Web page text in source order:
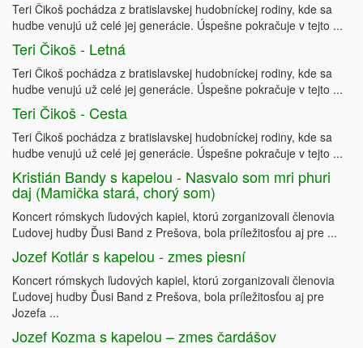
Teri Čikoš pochádza z bratislavskej hudobníckej rodiny, kde sa
hudbe venujú už celé jej generácie. Úspešne pokračuje v tejto ...
Teri Čikoš - Letná
Teri Čikoš pochádza z bratislavskej hudobníckej rodiny, kde sa
hudbe venujú už celé jej generácie. Úspešne pokračuje v tejto ...
Teri Čikoš - Cesta
Teri Čikoš pochádza z bratislavskej hudobníckej rodiny, kde sa
hudbe venujú už celé jej generácie. Úspešne pokračuje v tejto ...
Kristián Bandy s kapelou - Nasvalo som mri phuri
daj (Mamička stará, chorý som)
Koncert rómskych ľudových kapiel, ktorú zorganizovali členovia
Ľudovej hudby Ďusi Band z Prešova, bola príležitosťou aj pre ...
Jozef Kotlár s kapelou - zmes piesní
Koncert rómskych ľudových kapiel, ktorú zorganizovali členovia
Ľudovej hudby Ďusi Band z Prešova, bola príležitosťou aj pre
Jozefa ...
Jozef Kozma s kapelou – zmes čardášov